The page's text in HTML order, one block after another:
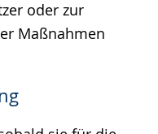
oder zur
Maßnahmen